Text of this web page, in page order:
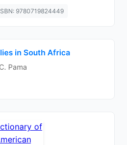
9780719824449
in South Africa
C. Pama